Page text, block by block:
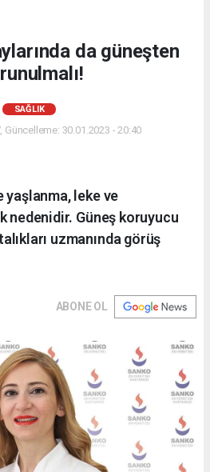
da güneşten
SAĞLIK
Güncelleme: 30.01.2023 - 20:40
yaşlanma, leke ve
nedenidir. Güneş koruyucu
uzmanında görüş
ABONE OL